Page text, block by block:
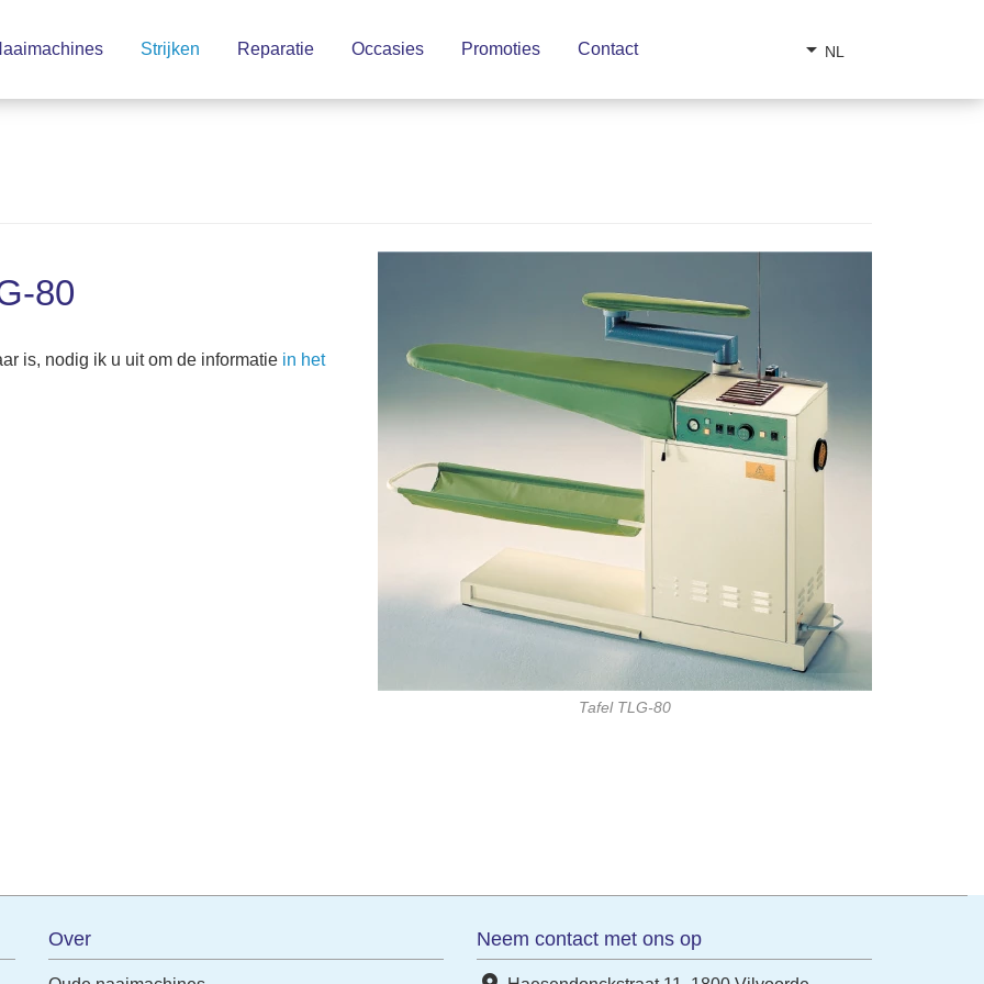
Strijken Reparatie Occasies Promoties Contact arrow_drop_down NL
Tafel TLG-80
80
is, nodig ik u uit om de informatie in het
Over Neem contact met ons op